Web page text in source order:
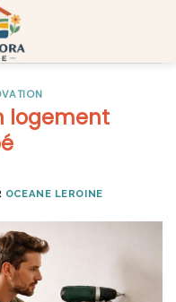
logement
OCEANE LEROINE